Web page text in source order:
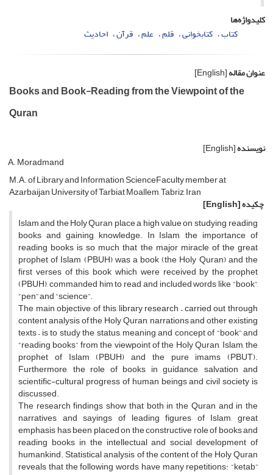
کلیدواژه‌ها
کتاب کتابخوانی قلم علم قرآن احادیث
عنوان مقاله[English]
Books and Book-Reading from the Viewpoint of the
Quran
نویسنده[English]
A. Moradmand
M.A. of Library and Information ScienceFaculty member at
Azarbaijan University of Tarbiat Moallem, Tabriz, Iran
چکیده[English]
Islam and the Holy Quran place a high value on studying, reading
books and gaining knowledge. In Islam, the importance of
reading books is so much that the major miracle of the great
prophet of Islam (PBUH) was a book (the Holy Quran) and the
first verses of this book which were received by the prophet
(PBUH), commanded him to read and included words like “book”,
“pen” and “science”.
The main objective of this library research – carried out through
content analysis of the Holy Quran, narrations and other existing
texts – is to study the status, meaning and concept of “book” and
“reading books” from the viewpoint of the Holy Quran, Islam, the
prophet of Islam (PBUH) and the pure imams (PBUT).
Furthermore, the role of books in guidance, salvation and
scientific-cultural progress of human beings and civil society is
discussed.
The research findings show that both in the Quran and in the
narratives and sayings of leading figures of Islam, great
emphasis has been placed on the constructive role of books and
reading books in the intellectual and social development of
humankind. Statistical analysis of the content of the Holy Quran
reveals that the following words have many repetitions: “ketab”